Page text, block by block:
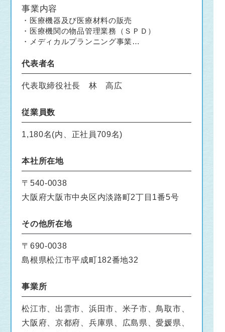
事業内容
・医療機器及び医療材料の販売
・医療機関の物品管理業務（ＳＰＤ）
・メディカルプランニング事業
・医療機器の修理・保守及びレンタル事業
代表者名
代表取締役社長 林 高広
従業員数
1,180名(内、正社員709名)
本社所在地
〒540-0038
大阪府大阪市中央区内淡路町2丁目1番5号
その他所在地
〒690-0038
島根県松江市平成町182番地32
事業所
松江市、出雲市、浜田市、米子市、鳥取市、
大阪府、京都府、兵庫県、広島県、愛媛県、